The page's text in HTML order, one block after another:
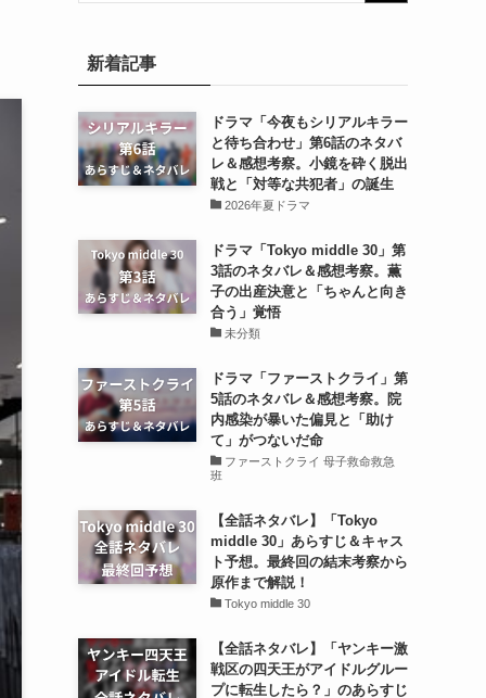
新着記事
ドラマ「今夜もシリアルキラー
と待ち合わせ」第6話のネタバ
レ＆感想考察。小鏡を砕く脱出
戦と「対等な共犯者」の誕生
2026年夏ドラマ
ドラマ「Tokyo middle 30」第
3話のネタバレ＆感想考察。薫
子の出産決意と「ちゃんと向き
合う」覚悟
未分類
ドラマ「ファーストクライ」第
5話のネタバレ＆感想考察。院
内感染が暴いた偏見と「助け
て」がつないだ命
ファーストクライ 母子救命救急
班
【全話ネタバレ】「Tokyo
middle 30」あらすじ＆キャス
ト予想。最終回の結末考察から
原作まで解説！
Tokyo middle 30
【全話ネタバレ】「ヤンキー激
戦区の四天王がアイドルグルー
プに転生したら？」のあらすじ